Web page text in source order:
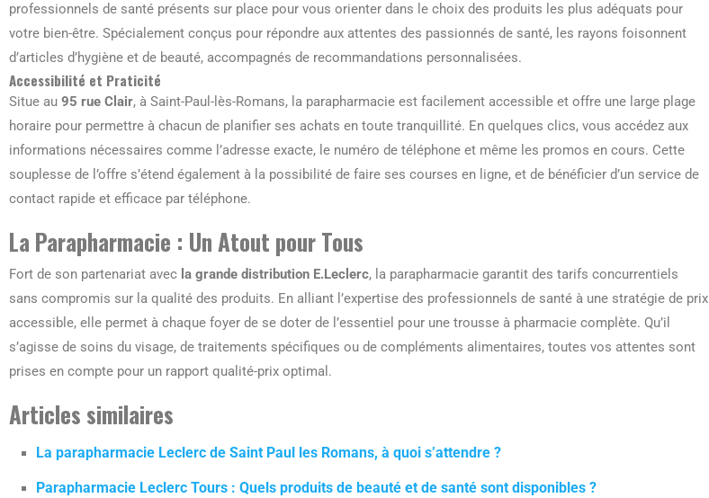
professionnels de santé présents sur place pour vous orienter dans le choix des produits les plus adéquats pour
votre bien-être. Spécialement conçus pour répondre aux attentes des passionnés de santé, les rayons foisonnent
d’articles d’hygiène et de beauté, accompagnés de recommandations personnalisées.
Accessibilité et Praticité
Situe au 95 rue Clair, à Saint-Paul-lès-Romans, la parapharmacie est facilement accessible et offre une large plage
horaire pour permettre à chacun de planifier ses achats en toute tranquillité. En quelques clics, vous accédez aux
informations nécessaires comme l’adresse exacte, le numéro de téléphone et même les promos en cours. Cette
souplesse de l’offre s’étend également à la possibilité de faire ses courses en ligne, et de bénéficier d’un service de
contact rapide et efficace par téléphone.
La Parapharmacie : Un Atout pour Tous
Fort de son partenariat avec la grande distribution E.Leclerc, la parapharmacie garantit des tarifs concurrentiels
sans compromis sur la qualité des produits. En alliant l’expertise des professionnels de santé à une stratégie de prix
accessible, elle permet à chaque foyer de se doter de l’essentiel pour une trousse à pharmacie complète. Qu’il
s’agisse de soins du visage, de traitements spécifiques ou de compléments alimentaires, toutes vos attentes sont
prises en compte pour un rapport qualité-prix optimal.
Articles similaires
La parapharmacie Leclerc de Saint Paul les Romans, à quoi s’attendre ?
Parapharmacie Leclerc Tours : Quels produits de beauté et de santé sont disponibles ?